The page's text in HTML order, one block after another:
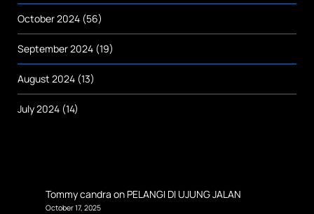
October 2024 (56)
September 2024 (19)
August 2024 (13)
July 2024 (14)
Tommy candra on PELANGI DI UJUNG JALAN
October 17, 2025